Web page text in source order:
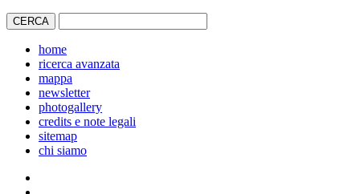
home
ricerca avanzata
mappa
newsletter
photogallery
credits e note legali
sitemap
chi siamo